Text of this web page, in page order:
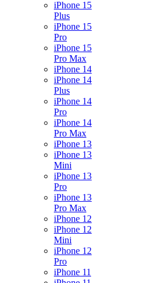
iPhone 15
Plus
iPhone 15
Pro
iPhone 15
Pro Max
iPhone 14
iPhone 14
Plus
iPhone 14
Pro
iPhone 14
Pro Max
iPhone 13
iPhone 13
Mini
iPhone 13
Pro
iPhone 13
Pro Max
iPhone 12
iPhone 12
Mini
iPhone 12
Pro
iPhone 11